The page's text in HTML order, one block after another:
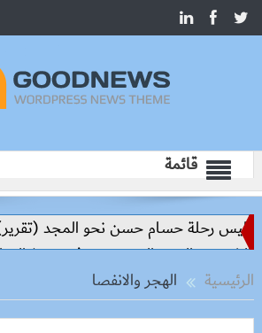
قائمة
رحلة حسام حسن نحو المجد (تقرير)
والعبور الجديدة وتدفع تنفيذ المرافق
الرئيسية
الهجر والانفصا